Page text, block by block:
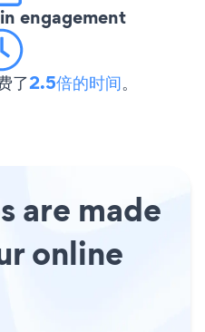
in engagement
了2.5倍的时间。
are made
online